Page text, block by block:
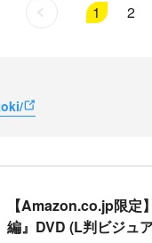
1 2
【Amazon.co.jp限定
編』DVD (L判ビジュ